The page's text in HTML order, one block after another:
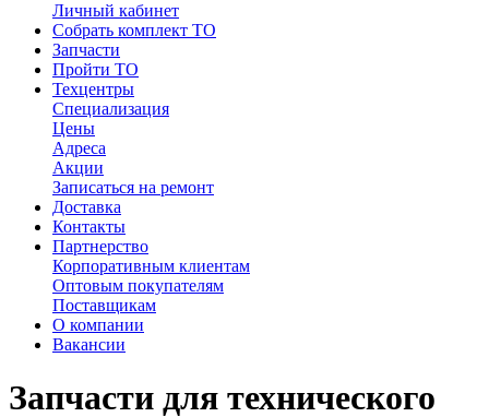
Личный кабинет
Собрать комплект ТО
Запчасти
Пройти ТО
Техцентры
Специализация
Цены
Адреса
Акции
Записаться на ремонт
Доставка
Контакты
Партнерство
Корпоративным клиентам
Оптовым покупателям
Поставщикам
О компании
Вакансии
Запчасти для технического